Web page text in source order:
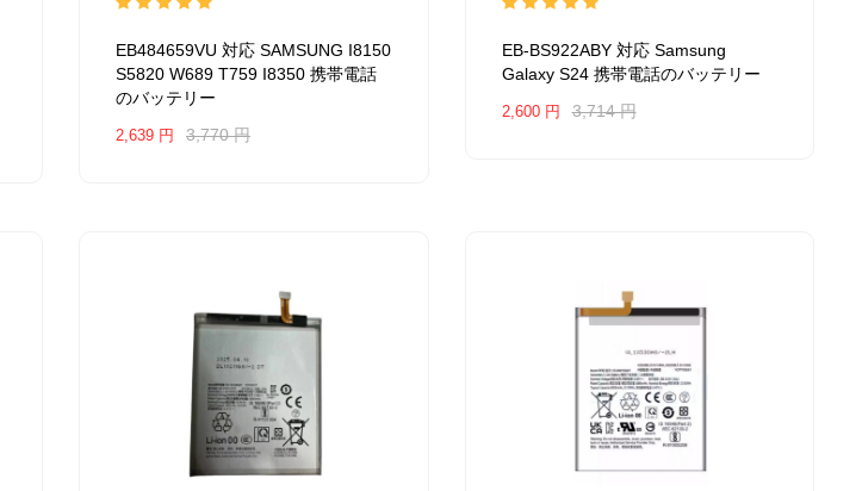
互換 SAMSUNG I8150 S5820
EB484659VU 対応ラッ モデル:
For SAMSUNG I8150 S5820
W689 T759 I8350
EB484659VU 対応 SAMSUNG I8150
S5820 W689 T759 I8350 携帯電話
のバッテリー
2,639 円 3,770 円
2508BA0959M_Te
EB-BS922ABY 対応ラッ モデル:
For SAMSUNG S24
EB-BS922ABY 対応 Samsung
Galaxy S24 携帯電話のバッテリー
2,600 円 3,714 円